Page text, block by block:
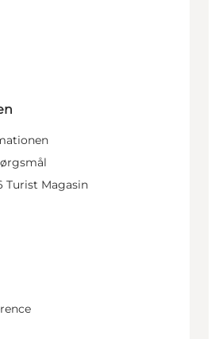
Turist Magasin